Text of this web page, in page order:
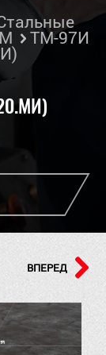
ТМ-97И
ВПЕРЕД